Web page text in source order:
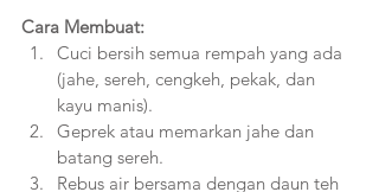
Cara Membuat:
Cuci bersih semua rempah yang ada
(jahe, sereh, cengkeh, pekak, dan
kayu manis).
Geprek atau memarkan jahe dan
batang sereh.
Rebus air bersama dengan daun teh